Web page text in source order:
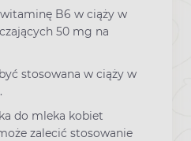
B6 w ciąży w
50 mg na
stosowana w ciąży w
do mleka kobiet
zalecić stosowanie